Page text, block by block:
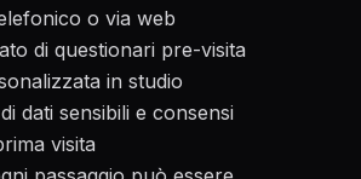
o via web
di questionari pre-visita
in studio
dati sensibili e consensi
visita